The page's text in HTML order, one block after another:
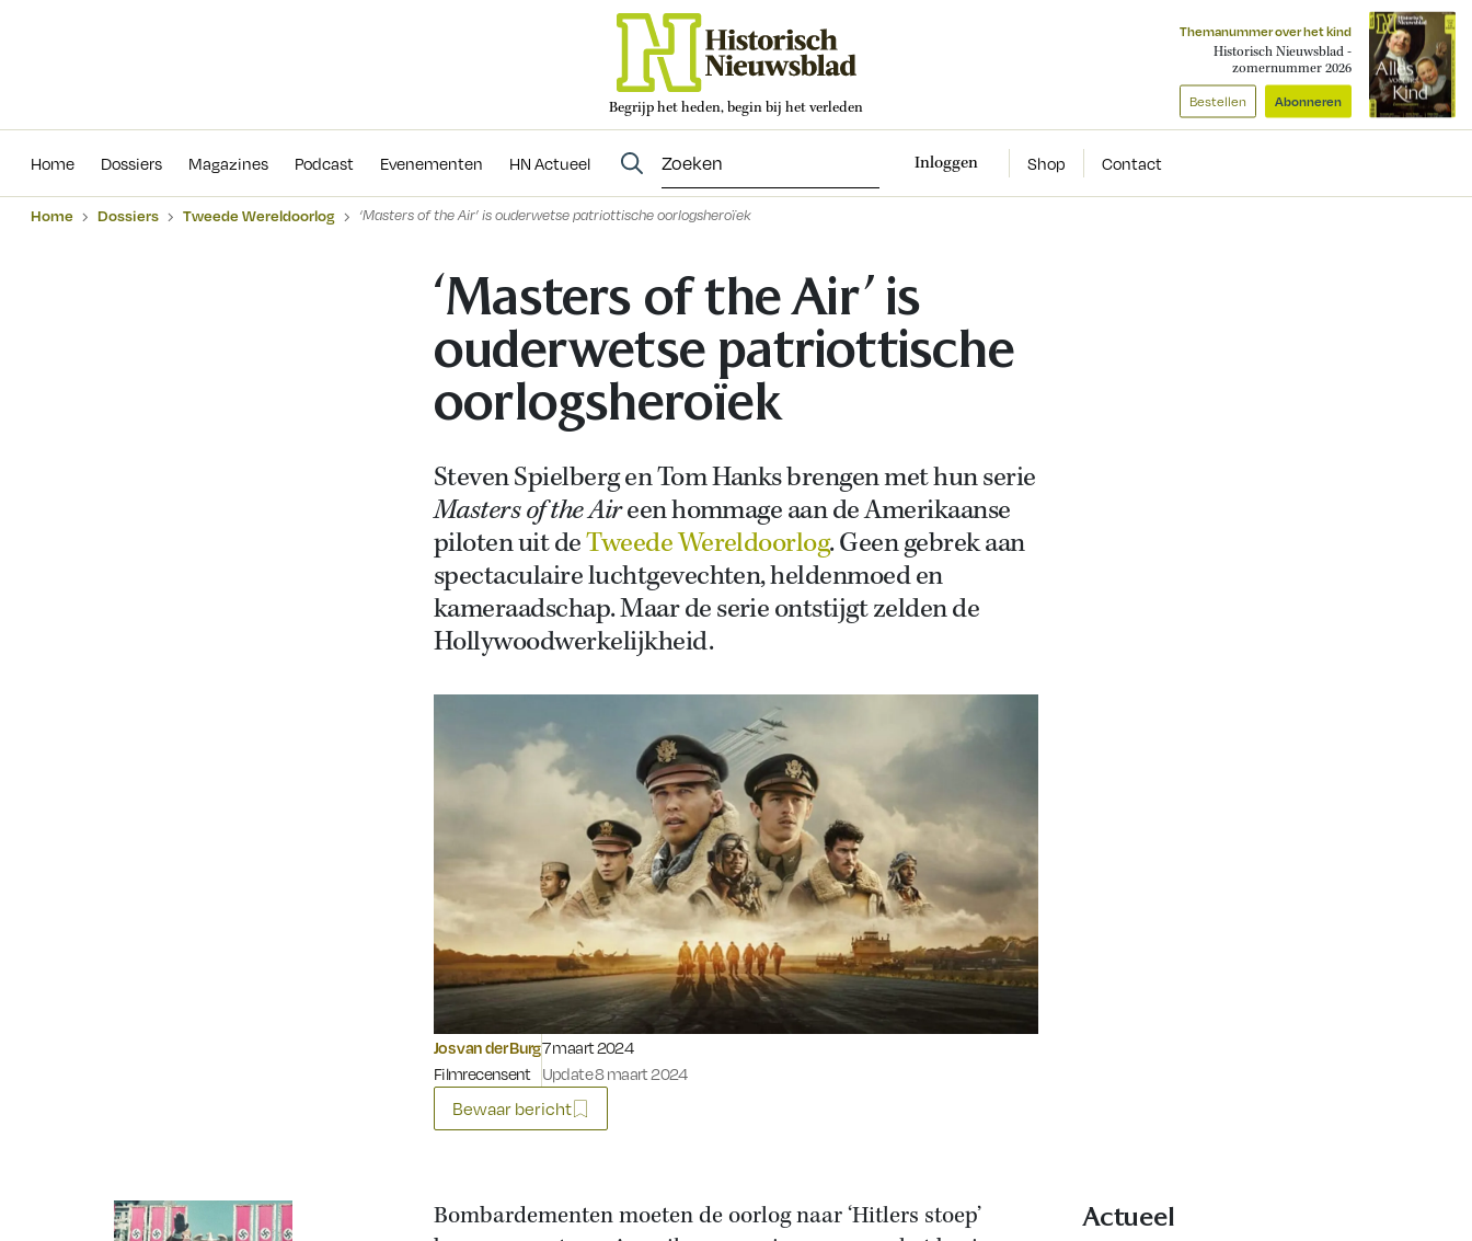
Begrijp het heden, begin bij het verleden
Themanummer over het kind
Historisch Nieuwsblad -
zomernummer 2026
Bestellen Abonneren
Home Dossiers Magazines Podcast Evenementen HN Actueel Inloggen Shop Contact
Evenementen
Home Dossiers Tweede Wereldoorlog ‘Masters of the Air’ is ouderwetse patriottische oorlogsheroïek
‘Masters of the Air’ is
ouderwetse patriottische
oorlogsheroïek
Steven Spielberg en Tom Hanks brengen met hun serie
Masters of the Aireen hommage aan de Amerikaanse
piloten uit deTweede Wereldoorlog. Geen gebrek aan
spectaculaire luchtgevechten, heldenmoed en
kameraadschap. Maar de serie ontstijgt zelden de
Hollywoodwerkelijkheid.
Jos van der Burg
Filmrecensent
Gepubliceerd op:
7 maart 2024
Update 8 maart 2024
Bewaar bericht
Bombardementen moeten de oorlog naar ‘Hitlers stoep’
Actueel